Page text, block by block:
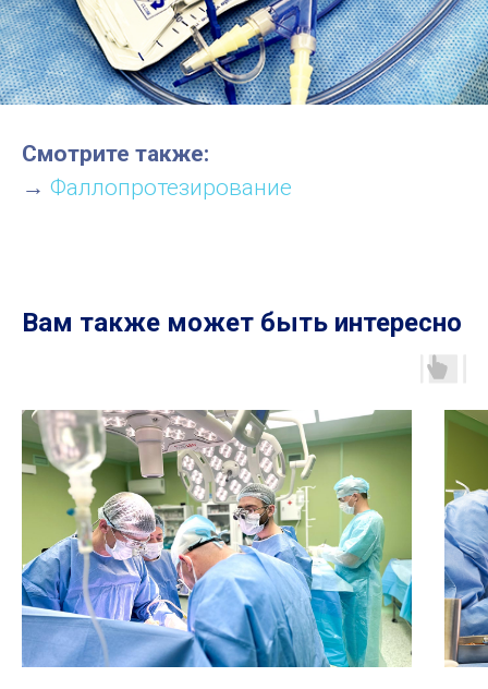
Смотрите также:
→ Фаллопротезирование
Вам также может быть интересно